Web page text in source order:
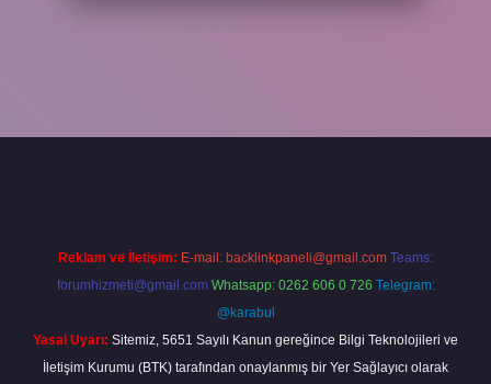
Reklam ve İletişim: E-mail: backlinkpaneli@gmail.com Teams:
forumhizmeti@gmail.com Whatsapp: 0262 606 0 726 Telegram:
@karabul
Yasal Uyarı: Sitemiz, 5651 Sayılı Kanun gereğince Bilgi Teknolojileri ve
İletişim Kurumu (BTK) tarafından onaylanmış bir Yer Sağlayıcı olarak